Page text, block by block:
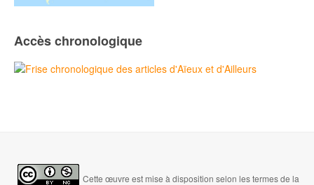
Accès chronologique
Cette œuvre est mise à disposition selon les termes de la